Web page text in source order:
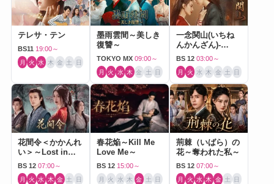
テレサ・テン
BS11 19:00～
月 火 水 木 金 土 日
墨雨雲間～美しき
復讐～
TOKYO MX 09:00～
月 火 水 木 金 土 日
一念関山(いちね
んかんざん)-
Journey to Love-
BS 12 03:00～
月 火 水 木 金 土 日
花間令＜かかんれ
い＞～Lost in
Love～
BS 12 07:00～
月 火 水 木 金 土 日
春花焔～Kill Me
Love Me～
BS 12 15:00～
月 火 水 木 金 土 日
荊棘（いばら）の
花～奪われた私～
BS 12 07:00～
月 火 水 木 金 土 日